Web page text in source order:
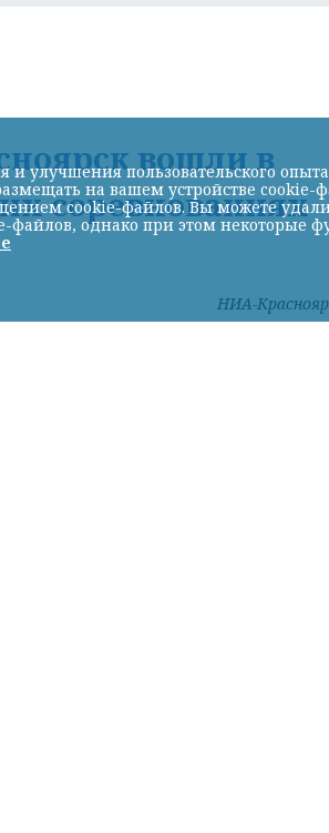
вошли в
соревнованиях
НИА-
улучшения пользовательского
на вашем устройстве
cookie-файлов. Вы можете
файлов, однако при этом некоторые